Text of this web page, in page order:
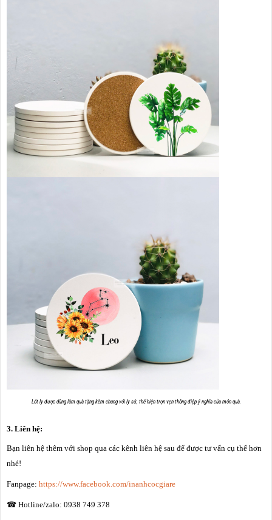
Lót ly được dùng làm quà tặng kèm chung với ly sứ, thể hiện trọn vẹn thông điệp ý nghĩa của món quà.
3. Liên hệ:
Bạn liên hệ thêm với shop qua các kênh liên hệ sau để được tư vấn cụ thể hơn
nhé!
Fanpage: https://www.facebook.com/inanhcocgiare
☎ Hotline/zalo: 0938 749 378